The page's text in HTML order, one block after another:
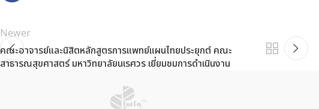
Newer
คณะอาจารย์และนิสิตหลักสูตรการแพทย์แผนไทยประยุกต์ คณะ
สาธารณสุขศาสตร์ มหาวิทยาลัยนเรศวร เยี่ยมชมการดำเนินงาน